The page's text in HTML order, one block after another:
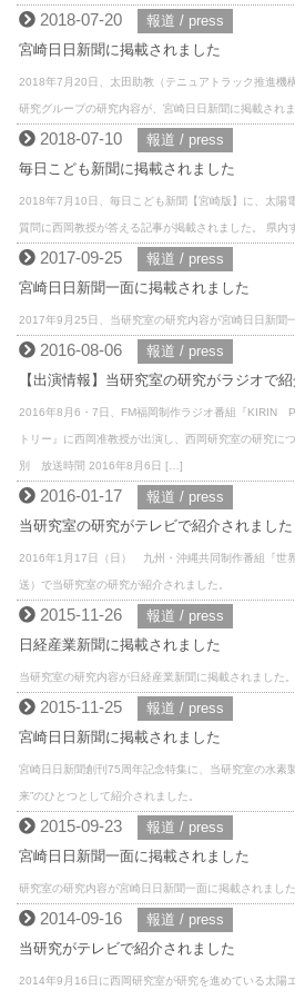
2018-07-20 報道 / press
宮崎日日新聞に掲載されました
2018年7月20日、太田助教（テニュアトラック推進機
研究グループの研究内容が、宮崎日日新聞に掲載されま
2018-07-10 報道 / press
毎日こども新聞に掲載されました
2018年7月10日、毎日こども新聞【宮崎版】に、太陽
質問に西岡教授が答える記事が掲載されました。 県内
2017-09-25 報道 / press
宮崎日日新聞一面に掲載されました
2017年9月25日、当研究室の研究内容が宮崎日日新聞
2016-08-06 報道 / press
【出演情報】当研究室の研究がラジオで
2016年8月6・7日、FM福岡制作ラジオ番組『KIRIN
トリー』に西岡准教授が出演し、西岡研究室の研究に
別 放送時間 2016年8月6日 […]
2016-01-17 報道 / press
当研究室の研究がテレビで紹介されました
2016年1月17日（日） 九州・沖縄共同制作番組『世
送）で当研究室の研究が紹介されました。
2015-11-26 報道 / press
日経産業新聞に掲載されました
当研究室の研究内容が日経産業新聞に掲載されました。
2015-11-25 報道 / press
宮崎日日新聞に掲載されました
宮崎日日新聞創刊75周年記念特集に、当研究室の水素
来”のひとつとして紹介されました。
2015-09-23 報道 / press
宮崎日日新聞一面に掲載されました
研究室の研究内容が宮崎日日新聞一面に掲載されました
2014-09-16 報道 / press
当研究がテレビで紹介されました
2014年9月16日に西岡研究室が研究を進めている太陽